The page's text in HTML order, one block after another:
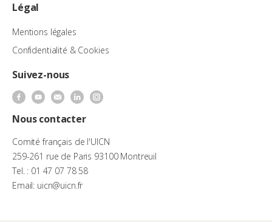
Légal
Mentions légales
Confidentialité & Cookies
Suivez-nous
Nous contacter
Comité français de l'UICN
259-261 rue de Paris 93100 Montreuil
Tel. : 01 47 07 78 58
Email: uicn@uicn.fr